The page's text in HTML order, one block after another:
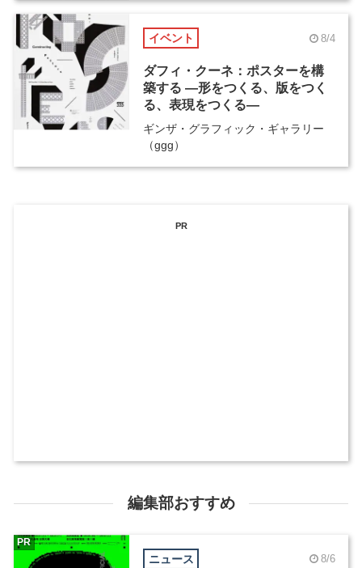
イベント 8/4
ダフィ・クーネ：ポスターを構
築する ―形をつくる、版をつく
る、表現をつくる―
ギンザ・グラフィック・ギャラリー
（ggg）
PR
編集部おすすめ
ニュース 8/6
PR